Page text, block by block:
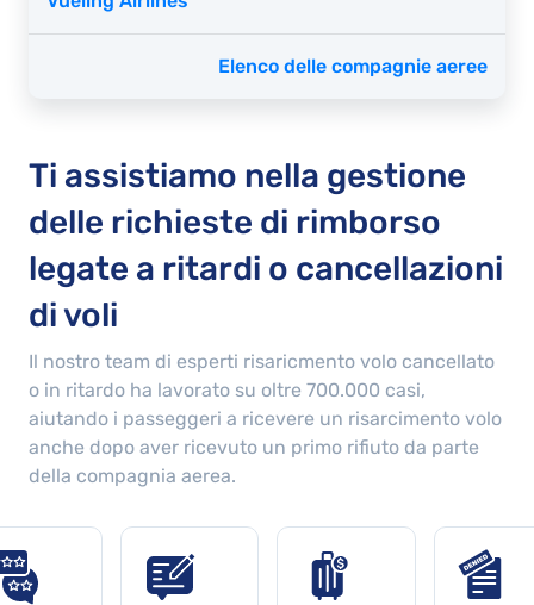
Elenco delle compagnie aeree
Ti assistiamo nella gestione
delle richieste di rimborso
legate a ritardi o cancellazioni
di voli
Il nostro team di esperti risaricmento volo cancellato
o in ritardo ha lavorato su oltre 700.000 casi,
aiutando i passeggeri a ricevere un risarcimento volo
anche dopo aver ricevuto un primo rifiuto da parte
della compagnia aerea.